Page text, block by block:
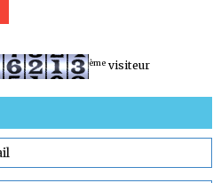
ème visiteur